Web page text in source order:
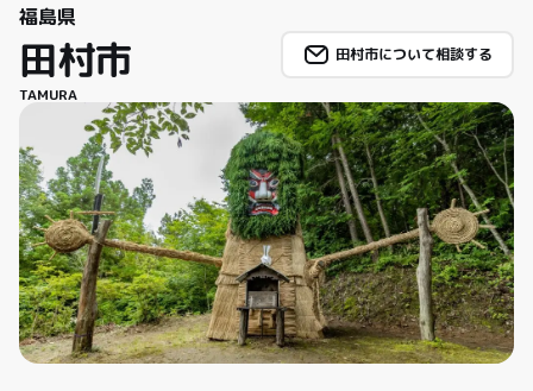
福島県
田村市
TAMURA
田村市について相談する